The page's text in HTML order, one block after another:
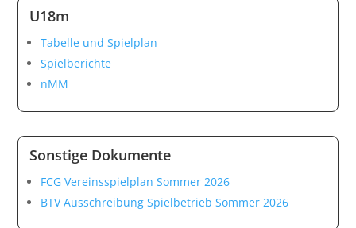
U18m
Tabelle und Spielplan
Spielberichte
nMM
Sonstige Dokumente
FCG Vereinsspielplan Sommer 2026
BTV Ausschreibung Spielbetrieb Sommer 2026